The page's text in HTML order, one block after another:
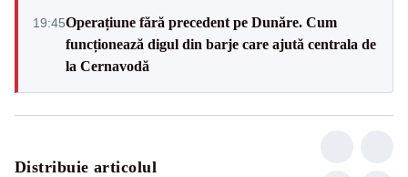
19:45Operațiune fără precedent pe Dunăre. Cum
funcționează digul din barje care ajută centrala de
la Cernavodă
Distribuie articolul